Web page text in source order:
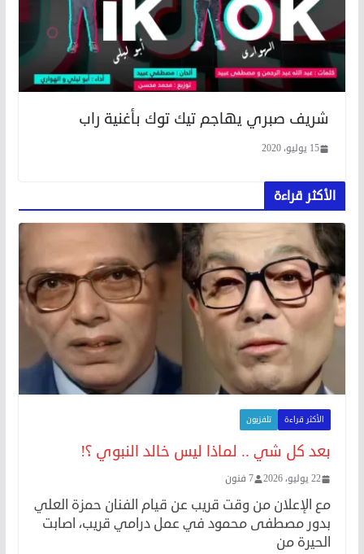
شريف صبري يهاجم تيك توك بأغنية راب
15 يوليو، 2020
الأكثر قراءة
الأكثر قراءة تلفزيون
بعد كل شي .. لماذا ليس خالد النبوي ؟!
22 يوليو، 2026 7 فنون
مع الإعلان من وقت قريب عن قيام الفنان حمزة العلي
بدور مصطفى محمود في عمل درامي قريب، اصابت
الحيرة من